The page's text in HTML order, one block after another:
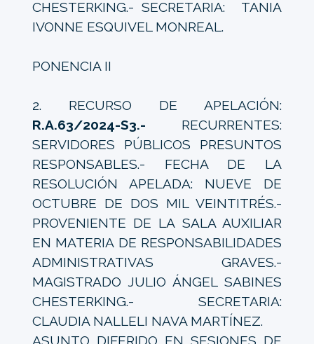
CHESTERKING.- SECRETARIA: TANIA
IVONNE ESQUIVEL MONREAL.
PONENCIA II
2. RECURSO DE APELACIÓN:
R.A.63/2024-S3.- RECURRENTES:
SERVIDORES PÚBLICOS PRESUNTOS
RESPONSABLES.- FECHA DE LA
RESOLUCIÓN APELADA: NUEVE DE
OCTUBRE DE DOS MIL VEINTITRÉS.-
PROVENIENTE DE LA SALA AUXILIAR
EN MATERIA DE RESPONSABILIDADES
ADMINISTRATIVAS GRAVES.-
MAGISTRADO JULIO ÁNGEL SABINES
CHESTERKING.- SECRETARIA:
CLAUDIA NALLELI NAVA MARTÍNEZ.
ASUNTO DIFERIDO EN SESIONES DE